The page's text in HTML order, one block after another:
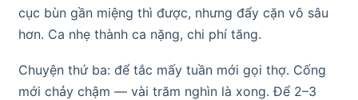
cục bùn gần miệng thì được, nhưng đẩy cặn vô sâu
hơn. Ca nhẹ thành ca nặng, chi phí tăng.
Chuyện thứ ba: để tắc mấy tuần mới gọi thợ. Cống
mới chảy chậm — vài trăm nghìn là xong. Để 2–3